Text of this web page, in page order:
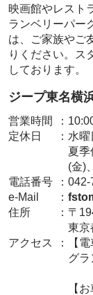
映画館やレスト
ランベリーパー
は、ご家族やご
りください。ス
しております。
ジープ東名横
営業時間 ：
定休日
： 水曜
夏季
(金)
電話番号
： 042-
e-Mail
：
住所
： 〒
東京
アクセス
：
【
グラ
【